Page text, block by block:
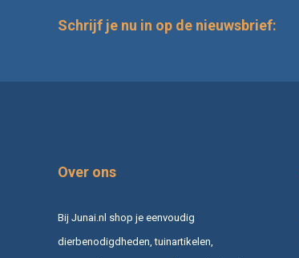
Schrijf je nu in op de nieuwsbrief:
Over ons
Bij Junai.nl shop je eenvoudig
dierbenodigdheden, tuinartikelen,